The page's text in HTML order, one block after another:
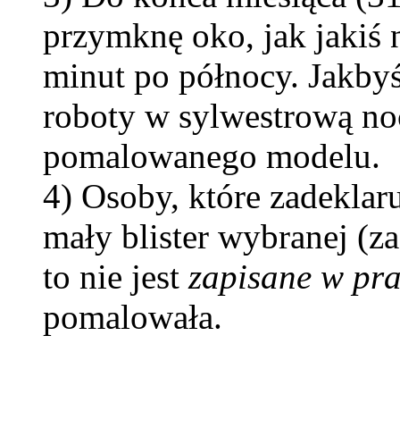
przymknę oko, jak jakiś
minut po północy.
roboty w sylwestrową
pomalowanego modelu.
4) Osoby, które
mały blister wybranej
to nie jest zapisane w
pomalowała.